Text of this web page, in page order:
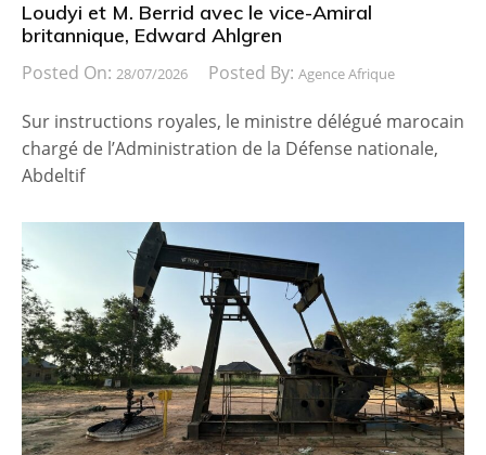
Loudyi et M. Berrid avec le vice-Amiral
britannique, Edward Ahlgren
Posted On: 28/07/2026 Posted By: Agence Afrique
Sur instructions royales, le ministre délégué marocain
chargé de l’Administration de la Défense nationale,
Abdeltif